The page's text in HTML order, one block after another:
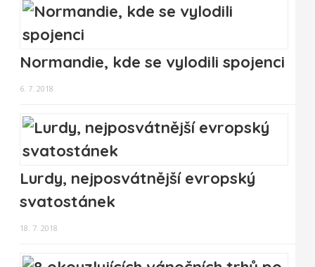
Normandie, kde se vylodili spojenci
6. 7. 2018
Lurdy, nejposvátnější evropský
svatostánek
18. 7. 2018